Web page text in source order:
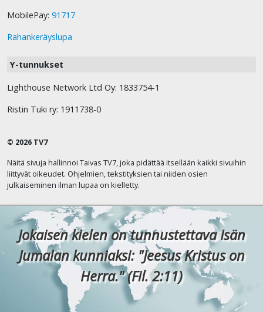
MobilePay: 91717
Rahankeräyslupa
Y-tunnukset
Lighthouse Network Ltd Oy: 1833754-1
Ristin Tuki ry: 1911738-0
© 2026 TV7
Näitä sivuja hallinnoi Taivas TV7, joka pidättää itsellään kaikki sivuihin
liittyvät oikeudet. Ohjelmien, tekstityksien tai niiden osien
julkaiseminen ilman lupaa on kielletty.
Jokaisen kielen on tunnustettava Isän
Jumalan kunniaksi: "Jeesus Kristus on
Herra." (Fil. 2:11)